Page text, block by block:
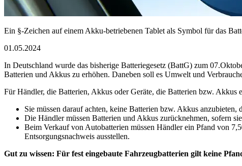
Ein §-Zeichen auf einem Akku-betriebenen Tablet als Symbol für das
01.05.2024
In Deutschland wurde das bisherige Batteriegesetz (BattG) zum
Batterien und Akkus zu erhöhen. Daneben soll es Umwelt und
Für Händler, die Batterien, Akkus oder Geräte, die Batterien bzw.
Sie müssen darauf achten, keine Batterien bzw. Akkus
Die Händler müssen Batterien und Akkus zurücknehmen, sofern
Beim Verkauf von Autobatterien müssen Händler ein Pfand von
Entsorgungsnachweis ausstellen.
Gut zu wissen: Für fest eingebaute Fahrzeugbatterien gilt keine